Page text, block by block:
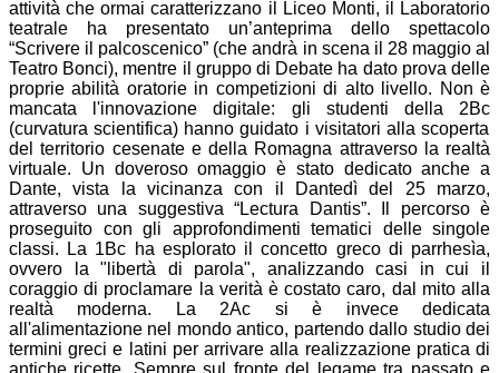
attività che ormai caratterizzano il Liceo Monti, il
Laboratorio
teatrale ha presentato un’anteprima dello spettacolo
“Scrivere il palcoscenico” (che andrà in scena il 28 maggio al
Teatro Bonci), mentre il gruppo di Debate ha dato prova delle
proprie abilità oratorie in competizioni di alto livello. Non è
mancata l'innovazione digitale: gli studenti della 2Bc
(curvatura scientifica) hanno guidato i visitatori alla scoperta
del territorio cesenate e della Romagna attraverso la realtà
virtuale. Un doveroso omaggio è stato dedicato anche a
Dante, vista la vicinanza con il Dantedì del 25 marzo,
attraverso una suggestiva“Lectura Dantis”. Il percorso è
proseguito con gli approfondimenti tematici delle singole
classi. La 1Bc ha esplorato il concetto greco di parrhesìa,
ovvero la "libertà di parola", analizzando casi in cui il
coraggio di proclamare la verità è costato caro, dal mito alla
realtà moderna. La 2Ac si è invece dedicata
all'alimentazione nel mondo antico, partendo dallo studio dei
termini greci e latini per arrivare alla realizzazione pratica di